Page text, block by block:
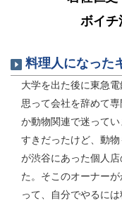
ボイ
料理人になった
大学を出た後に東急
思って会社を辞めて
か動物関連で迷って
すきだったけど、動
が渋谷にあった個人
た。そこのオーナー
って、自分でやるに